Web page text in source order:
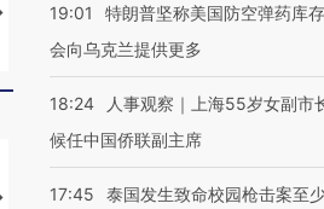
马航飞行员跨国走私7万
视线｜被称为“蟑螂”
育部长拱下台
【推广】走进第四届链博
19:01
特朗普坚称美国防空弹药库
会向乌克兰提供更多
18:24
人事观察｜上海55岁女副市
候任中国侨联副主席
17:45
泰国发生致命校园枪击案至